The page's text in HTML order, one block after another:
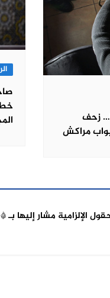
زحف
مراكش
الإلزامية مشار إليها بـ*